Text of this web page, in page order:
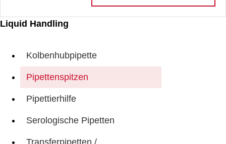
Liquid Handling
Kolbenhubpipette
Pipettenspitzen
Pipettierhilfe
Serologische Pipetten